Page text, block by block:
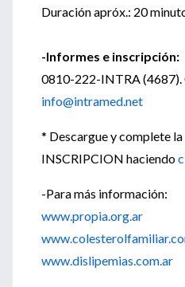
Duración apróx.: 20
-Informes e inscripción:
0810-222-INTRA (4687).
info@intramed.net
* Descargue y complete
INSCRIPCION haciendo
-Para más información:
www.propia.org.ar
www.dislipemias.com.ar